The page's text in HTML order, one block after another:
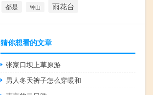
都是 钟山 雨花台
猜你想看的文章
张家口坝上草原游
男人冬天裤子怎么穿暖和